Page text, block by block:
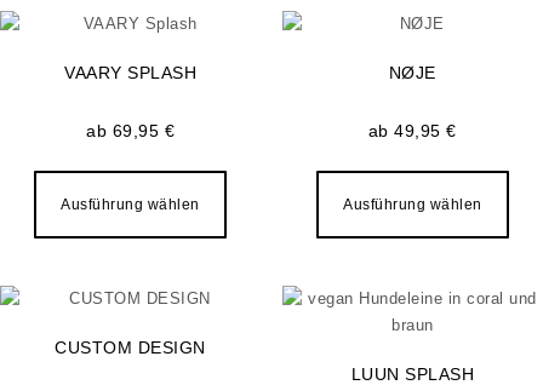
VAARY SPLASH
ab 69,95 €
Ausführung wählen
NØJE
ab49,95€
Ausführung wählen
CUSTOM DESIGN
LUUN SPLASH